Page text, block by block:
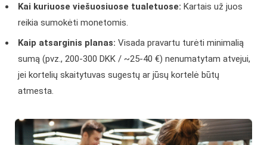
Kai kuriuose viešuosiuose tualetuose: Kartais už juos
reikia sumokėti monetomis.
Kaip atsarginis planas: Visada pravartu turėti minimalią
sumą (pvz., 200-300 DKK / ~25-40 €) nenumatytam atvejui,
jei kortelių skaitytuvas sugestų ar jūsų kortelė būtų
atmesta.